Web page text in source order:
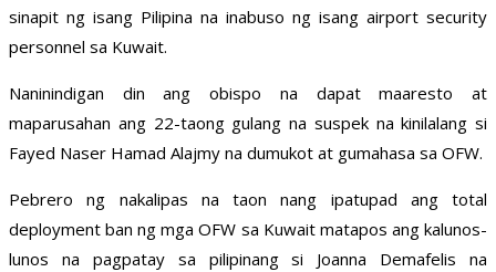
sinapit ng isang Pilipina na inabuso ng isang airport security
personnel sa Kuwait.
Naninindigan din ang obispo na dapat maaresto at
maparusahan ang 22-taong gulang na suspek na kinilalang si
Fayed Naser Hamad Alajmy na dumukot at gumahasa sa OFW.
Pebrero ng nakalipas na taon nang ipatupad ang total
deployment ban ng mga OFW sa Kuwait matapos ang kalunos-
lunos na pagpatay sa pilipinang si Joanna Demafelis na